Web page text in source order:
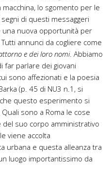
lo sgomento per le
di questi messaggeri
nuova opportunità per
annunci da cogliere come
e dei loro nomi. Abbiamo
parlare dei giovani
sono affezionati e la poesia
(p. 45 di NU3 n.1, si
questo esperimento si
sono a Roma le cose
del suo corpo amministrativo
viene accolta
urbana e questa alleanza tra
luogo importantissimo da